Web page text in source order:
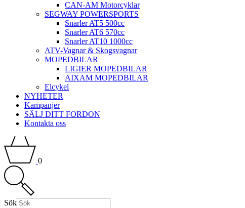
CAN-AM Motorcyklar
SEGWAY POWERSPORTS
Snarler AT5 500cc
Snarler AT6 570cc
Snarler AT10 1000cc
ATV-Vagnar & Skogsvagnar
MOPEDBILAR
LIGIER MOPEDBILAR
AIXAM MOPEDBILAR
Elcykel
NYHETER
Kampanjer
SÄLJ DITT FORDON
Kontakta oss
0
Sök